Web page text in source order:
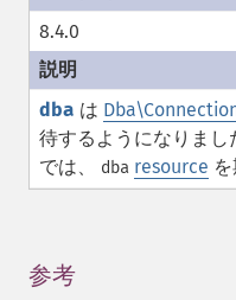
8.4.0
dba は
待するようになりま
では、
dba resource
参考